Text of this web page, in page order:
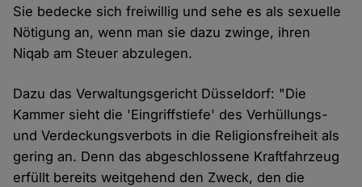
Sie bedecke sich freiwillig und sehe es als sexuelle
Nötigung an, wenn man sie dazu zwinge, ihren
Niqab am Steuer abzulegen.
Dazu das Verwaltungsgericht Düsseldorf: "Die
Kammer sieht die 'Eingriffstiefe' des Verhüllungs-
und Verdeckungsverbots in die Religionsfreiheit als
gering an. Denn das abgeschlossene Kraftfahrzeug
erfüllt bereits weitgehend den Zweck, den die